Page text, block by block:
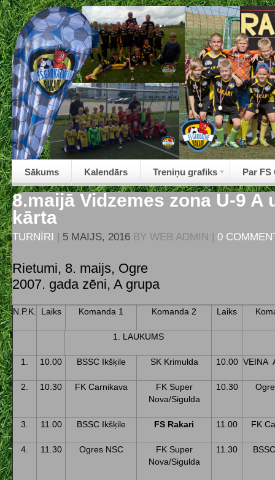
Sākums Kalendārs Treniņu grafiks Par FS
8.maijā Vidzemes zona U-9 A
kārta
TURNĪRI | 5 MAIJS, 2016 BY WEB ADMIN | 0
Rietumi, 8. maijs, Ogre
2007. gada zēni, A grupa
N.P.K. Laiks Komanda 1 Komanda 2 Laiks
1. LAUKUMS
1. 10.00 BSSC Ikšķile SK Krimulda 10.00 VEINA
2. 10.30 FK Carnikava
FK Super
Nova/Sigulda
10.30
3. 11.00 BSSC Ikšķile FS Rakari 11.00 FK
4. 11.30 Ogres NSC
FK Super
Nova/Sigulda
11.30